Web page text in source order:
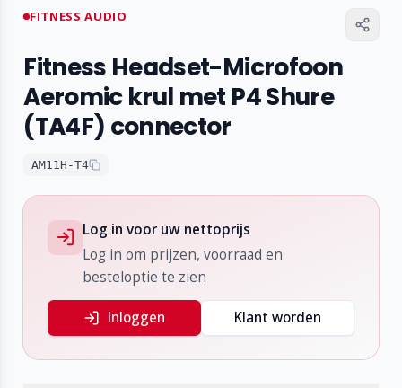
FITNESS AUDIO
Fitness Headset-Microfoon
Aeromic krul met P4 Shure
(TA4F) connector
AM11H-T4
Log in voor uw nettoprijs
Log in om prijzen, voorraad en
besteloptie te zien
Inloggen Klant worden